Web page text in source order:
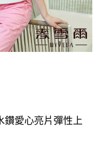
鑽愛心亮片彈性上